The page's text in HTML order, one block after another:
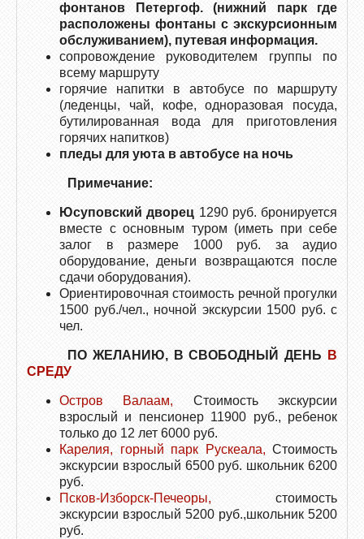
фонтанов Петергоф. (нижний парк где
расположены фонтаны с экскурсионным
обслуживанием), путевая информация.
сопровождение руководителем группы по
всему маршруту
горячие напитки в автобусе по маршруту
(леденцы, чай, кофе, одноразовая посуда,
бутилированная вода для приготовления
горячих напитков)
пледы для уюта в автобусе на ночь
Примечание:
Юсуповский дворец 1290 руб. бронируется
вместе с основным туром (иметь при себе
залог в размере 1000 руб. за аудио
оборудование, деньги возвращаются после
сдачи оборудования).
Ориентировочная стоимость речной прогулки
1500 руб./чел., ночной экскурсии 1500 руб. с
чел.
ПО ЖЕЛАНИЮ, В СВОБОДНЫЙ ДЕНЬ
В
СРЕДУ
Остров Валаам, Стоимость экскурсии
взрослый и пенсионер 11900 руб., ребенок
только до 12 лет 6000 руб.
Карелия, горный парк Рускеала, Стоимость
экскурсии взрослый 6500 руб. школьник 6200
руб.
Псков-Изборск-Печеоры, стоимость
экскурсии взрослый 5200 руб.,школьник 5200
руб.